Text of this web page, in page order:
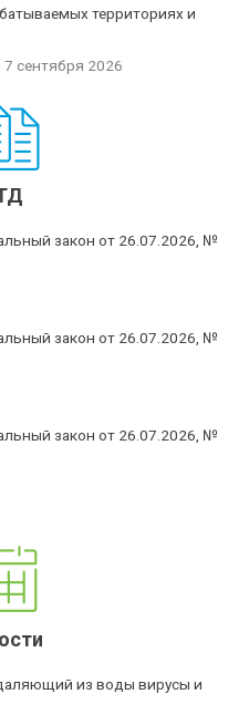
территориях и
7 сентября 2026
закон от 26.07.2026, №
закон от 26.07.2026, №
закон от 26.07.2026, №
из воды вирусы и